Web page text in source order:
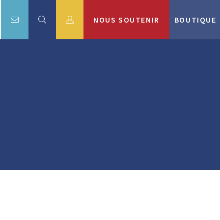
NOUS SOUTENIR BOUTIQUE